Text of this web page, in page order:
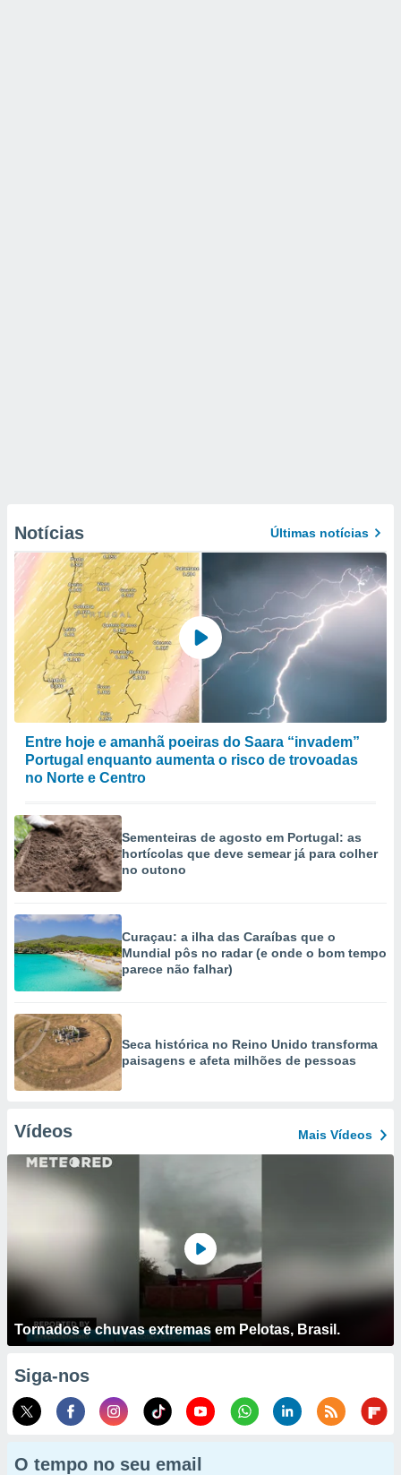
Notícias Últimas notícias
Entre hoje e amanhã poeiras do Saara “invadem”
Portugal enquanto aumenta o risco de trovoadas
no Norte e Centro
Sementeiras de agosto em Portugal: as
hortícolas que deve semear já para colher
no outono
Curaçau: a ilha das Caraíbas que o
Mundial pôs no radar (e onde o bom tempo
parece não falhar)
Seca histórica no Reino Unido transforma
paisagens e afeta milhões de pessoas
Vídeos Mais Vídeos
Tornados e chuvas extremas em Pelotas, Brasil.
Siga-nos
O tempo no seu email